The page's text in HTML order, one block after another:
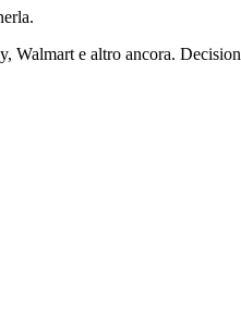
Walmart e altro ancora.